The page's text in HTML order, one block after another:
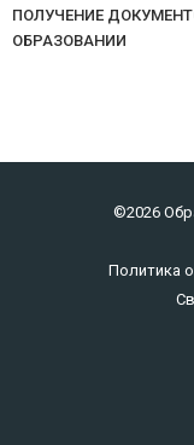
ПОЛУЧЕНИЕ
ОБРАЗОВАНИИ
©2026
Политика